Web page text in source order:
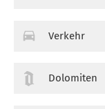
Verkehr
Dolomiten